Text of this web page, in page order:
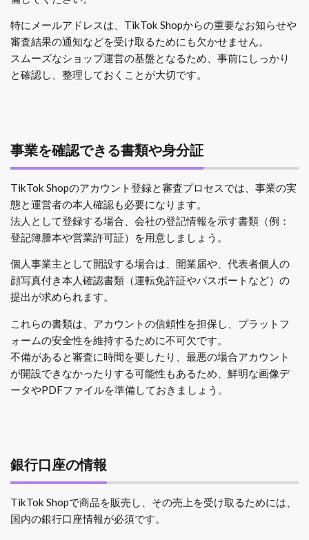
特にメールアドレスは、TikTok Shopからの重要なお知らせや
審査結果の通知などを受け取るためにも欠かせません。
スムーズなショップ運営の基盤となるため、事前にしっかり
と確認し、整理しておくことが大切です。
事業を確認できる書類や身分証
TikTok Shopのアカウント登録と審査プロセスでは、事業の実
態と運営者の本人確認も必要になります。
法人として登録する場合、会社の登記情報を示す書類（例：
登記簿謄本や営業許可証）を用意しましょう。
個人事業主として開設する場合は、開業届や、代表者個人の
顔写真付き本人確認書類（運転免許証やパスポートなど）の
提出が求められます。
これらの書類は、アカウントの信頼性を担保し、プラットフ
ォームの安全性を維持するために不可欠です。
不備があると審査に時間を要したり、最悪の場合アカウント
が開設できなかったりする可能性もあるため、鮮明な画像デ
ータやPDFファイルを準備しておきましょう。
銀行口座の情報
TikTok Shopで商品を販売し、その売上を受け取るためには、
国内の銀行口座情報が必須です。